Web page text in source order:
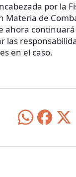
por la
Materia de
ahora
las
en el caso.